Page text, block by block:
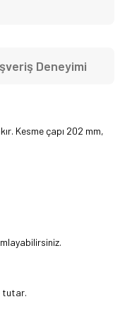
Deneyimi
Kesme çapı 202 mm,
tutar.